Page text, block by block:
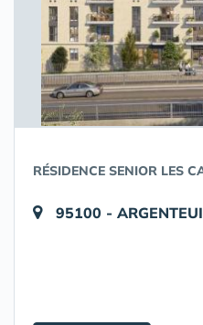
RÉSIDENCE SENIOR LES
95100 -